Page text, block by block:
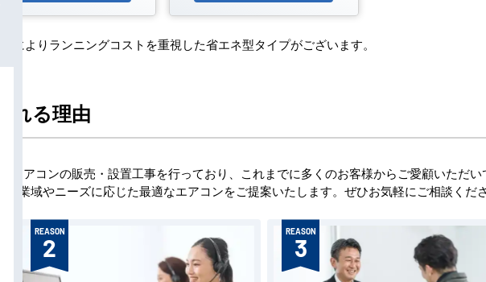
によりランニングコストを重視した省エネ型タイプがございます。
れる理由
エアコンの販売・設置工事を行っており、これまでに多くのお客様からご愛顧いただ
業域やニーズに応じた最適なエアコンをご提案いたします。ぜひお気軽にご相談くだ
REASON
2
REASON
3